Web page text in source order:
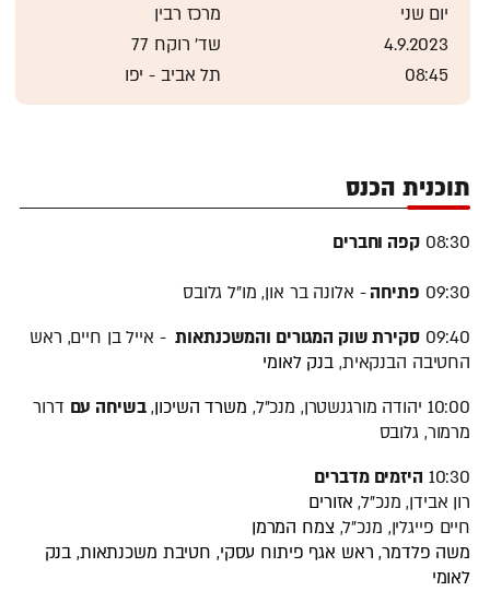
יום שני
4.9.2023
08:45
מרכז רבין
שד' רוקח 77
תל אביב - יפו
תוכנית הכנס
08:30 קפה וחברים
09:30 פתיחה- אלונה בר און, מו"ל גלובס
09:40 סקירת שוק המגורים והמשכנתאות - אייל בן חיים, ראש
החטיבה הבנקאית, בנק לאומי
10:00 יהודה מורגנשטרן, מנכ"ל,
משרד השיכון,בשיחה עם דרור
מרמור, גלובס
10:30 היזמים מדברים
רון אבידן, מנכ"ל, אזורים
חיים פייגלין, מנכ"ל, צמח המרמן
משה פלדמר, ראש אגף פיתוח עסקי, חטיבת משכנתאות, בנק
לאומי